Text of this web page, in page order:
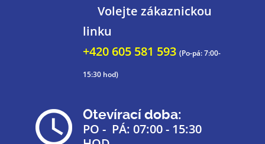
Volejte zákaznickou
linku
+420 605 581 593 (Po-pá: 7:00-
15:30 hod)
Otevírací doba:
PO - PÁ: 07:00 - 15:30